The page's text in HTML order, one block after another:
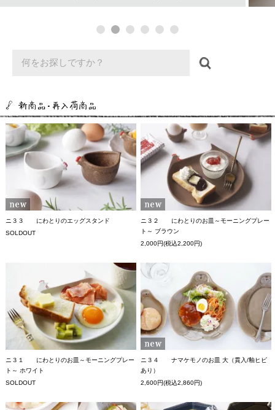
ニ３３ にわとりのエッグスタンド
SOLDOUT
ニ３２ にわとりのお皿～モーニングプレー
ト～ ブラウン
2,000円(税込2,200円)
ニ３１ にわとりのお皿～モーニングプレー
ト～ ホワイト
SOLDOUT
ニ３４ ナマケモノのお皿 大（貫入/釉ヒビ
あり）
2,600円(税込2,860円)